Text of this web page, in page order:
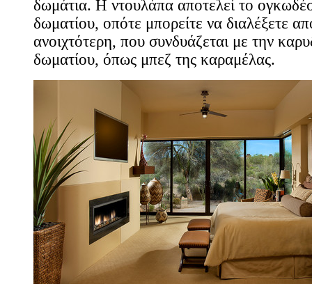
δωμάτια. Η ντουλάπα αποτελεί το
δωματίου, οπότε μπορείτε να διαλέξετε
ανοιχτότερη, που συνδυάζεται με την
δωματίου, όπως μπεζ της καραμέλας.